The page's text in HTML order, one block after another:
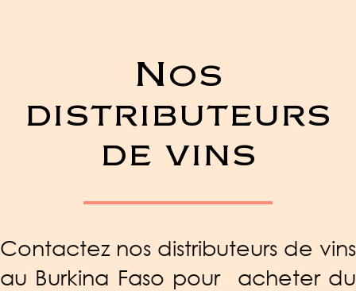
Nos
distributeurs
de vins
Contactez nos distributeurs de vins
au Burkina Faso pour acheter du